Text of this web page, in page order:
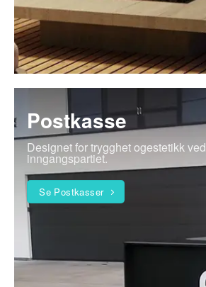
Postkasse
Designet for trygghet ogestetikk ved
inngangspartiet.
Se Postkasser